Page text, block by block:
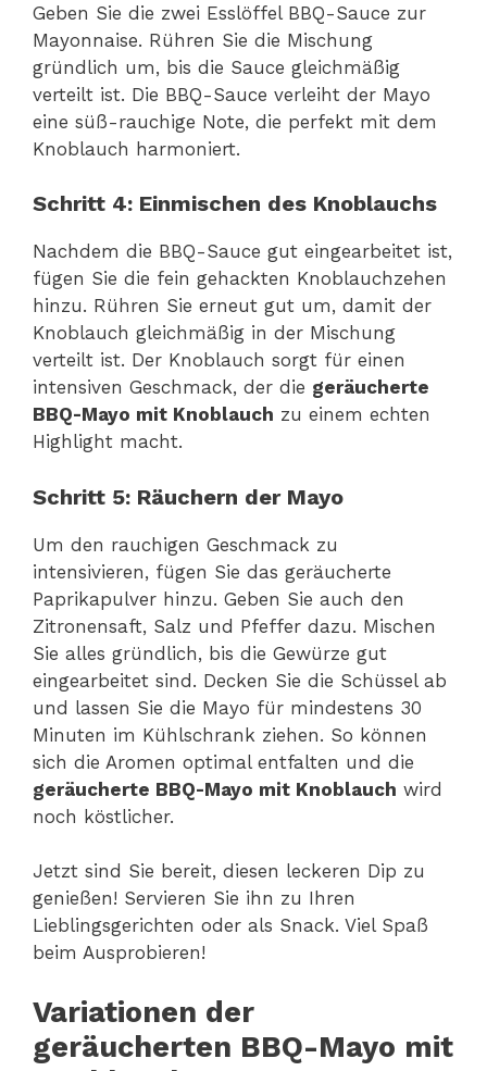
Geben Sie die zwei Esslöffel BBQ-Sauce zur
Mayonnaise. Rühren Sie die Mischung
gründlich um, bis die Sauce gleichmäßig
verteilt ist. Die BBQ-Sauce verleiht der Mayo
eine süß-rauchige Note, die perfekt mit dem
Knoblauch harmoniert.
Schritt 4: Einmischen des Knoblauchs
Nachdem die BBQ-Sauce gut eingearbeitet ist,
fügen Sie die fein gehackten Knoblauchzehen
hinzu. Rühren Sie erneut gut um, damit der
Knoblauch gleichmäßig in der Mischung
verteilt ist. Der Knoblauch sorgt für einen
intensiven Geschmack, der die geräucherte
BBQ-Mayo mit Knoblauch zu einem echten
Highlight macht.
Schritt 5: Räuchern der Mayo
Um den rauchigen Geschmack zu
intensivieren, fügen Sie das geräucherte
Paprikapulver hinzu. Geben Sie auch den
Zitronensaft, Salz und Pfeffer dazu. Mischen
Sie alles gründlich, bis die Gewürze gut
eingearbeitet sind. Decken Sie die Schüssel ab
und lassen Sie die Mayo für mindestens 30
Minuten im Kühlschrank ziehen. So können
sich die Aromen optimal entfalten und die
geräucherte BBQ-Mayo mit Knoblauch wird
noch köstlicher.
Jetzt sind Sie bereit, diesen leckeren Dip zu
genießen! Servieren Sie ihn zu Ihren
Lieblingsgerichten oder als Snack. Viel Spaß
beim Ausprobieren!
Variationen der
geräucherten BBQ-Mayo mit